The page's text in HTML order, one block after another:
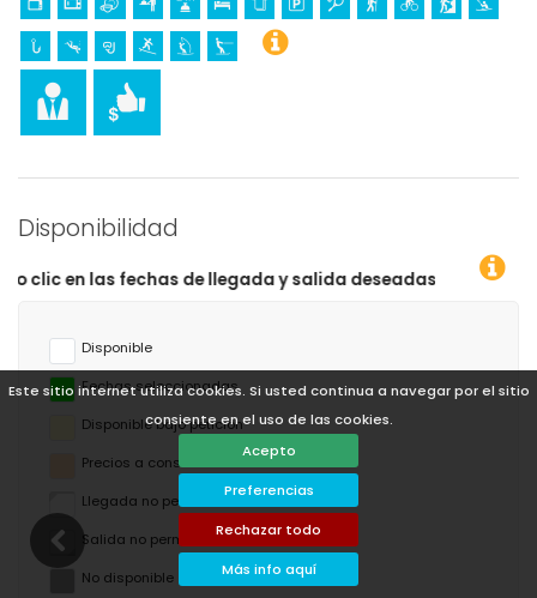
Este sitio internet utiliza cookies. Si usted continua a navegar por el sitio
consiente en el uso de las cookies.
Acepto
Preferencias
Rechazar todo
Más info aquí
Disponibilidad
y salida deseadas!
Disponible
Fechas seleccionadas
Disponible bajo petición
Precios a consultar
Llegada no permitida
Salida no permitida
No disponible